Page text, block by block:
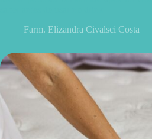
Farm. Elizandra Civalsci Costa